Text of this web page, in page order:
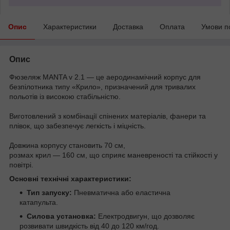
Опис Характеристики Доставка Оплата Умови
Опис
Фюзеляж MANTA v 2.1 — це аеродинамічний корпус для
безпілотника типу «Крило», призначений для тривалих
польотів із високою стабільністю.
Виготовлений з комбінації спінених матеріалів, фанери та
плівок, що забезпечує легкість і міцність.
Довжина корпусу становить 70 см,
розмах крил — 160 см, що сприяє маневреності та стійкості у
повітрі.
Основні технічні характеристики:
Тип запуску: Пневматична або еластична
катапульта.
Силова установка: Електродвигун, що дозволяє
розвивати швидкість від 40 до 120 км/год.